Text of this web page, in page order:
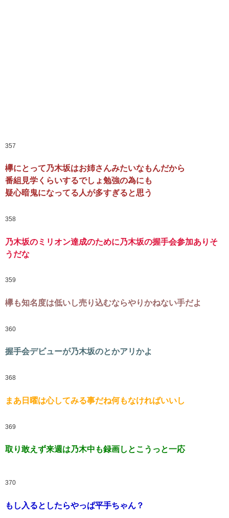
357
欅にとって乃木坂はお姉さんみたいなもんだから
番組見学くらいするでしょ勉強の為にも
疑心暗鬼になってる人が多すぎると思う
358
乃木坂のミリオン達成のために乃木坂の握手会参加ありそ
うだな
359
欅も知名度は低いし売り込むならやりかねない手だよ
360
握手会デビューが乃木坂のとかアリかよ
368
まあ日曜は心してみる事だね何もなければいいし
369
取り敢えず来週は乃木中も録画しとこうっと一応
370
もし入るとしたらやっぱ平手ちゃん？